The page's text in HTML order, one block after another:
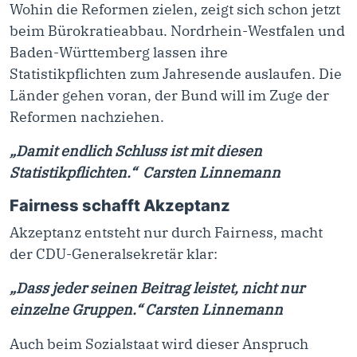
Wohin die Reformen zielen, zeigt sich schon jetzt
beim Bürokratieabbau. Nordrhein-Westfalen und
Baden-Württemberg lassen ihre
Statistikpflichten zum Jahresende auslaufen. Die
Länder gehen voran, der Bund will im Zuge der
Reformen nachziehen.
„Damit endlich Schluss ist mit diesen
Statistikpflichten.“ Carsten Linnemann
Fairness schafft Akzeptanz
Akzeptanz entsteht nur durch Fairness, macht
der CDU-Generalsekretär klar:
„Dass jeder seinen Beitrag leistet, nicht nur
einzelne Gruppen.“ Carsten Linnemann
Auch beim Sozialstaat wird dieser Anspruch